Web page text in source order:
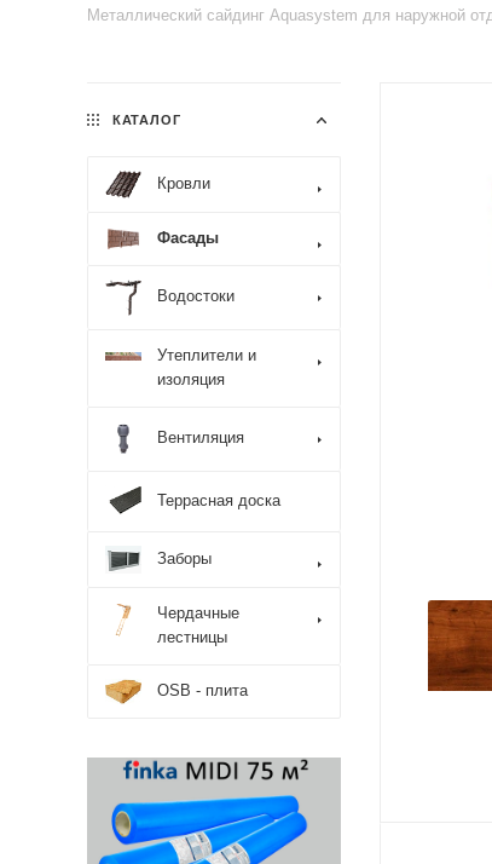
Металлический сайдинг Aquasystem для наружной
КАТАЛОГ
Кровли
Фасады
Водостоки
Утеплители и
изоляция
Вентиляция
Террасная доска
Заборы
Чердачные
лестницы
OSB - плита